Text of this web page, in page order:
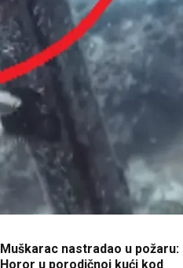
Muškarac nastradao u požaru:
Horor u porodičnoj kući kod